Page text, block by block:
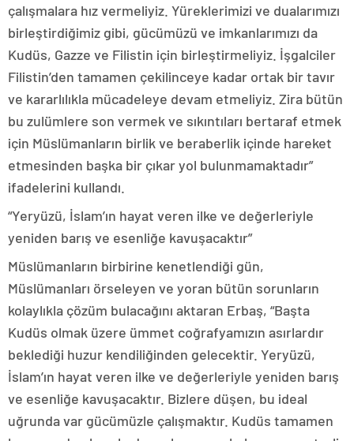
çalışmalara hız vermeliyiz. Yüreklerimizi ve dualarımızı
birleştirdiğimiz gibi, gücümüzü ve imkanlarımızı da
Kudüs, Gazze ve Filistin için birleştirmeliyiz. İşgalciler
Filistin’den tamamen çekilinceye kadar ortak bir tavır
ve kararlılıkla mücadeleye devam etmeliyiz. Zira bütün
bu zulümlere son vermek ve sıkıntıları bertaraf etmek
için Müslümanların birlik ve beraberlik içinde hareket
etmesinden başka bir çıkar yol bulunmamaktadır”
ifadelerini kullandı.
“Yeryüzü, İslam’ın hayat veren ilke ve değerleriyle
yeniden barış ve esenliğe kavuşacaktır”
Müslümanların birbirine kenetlendiği gün,
Müslümanları örseleyen ve yoran bütün sorunların
kolaylıkla çözüm bulacağını aktaran Erbaş, “Başta
Kudüs olmak üzere ümmet coğrafyamızın asırlardır
beklediği huzur kendiliğinden gelecektir. Yeryüzü,
İslam’ın hayat veren ilke ve değerleriyle yeniden barış
ve esenliğe kavuşacaktır. Bizlere düşen, bu ideal
uğrunda var gücümüzle çalışmaktır. Kudüs tamamen